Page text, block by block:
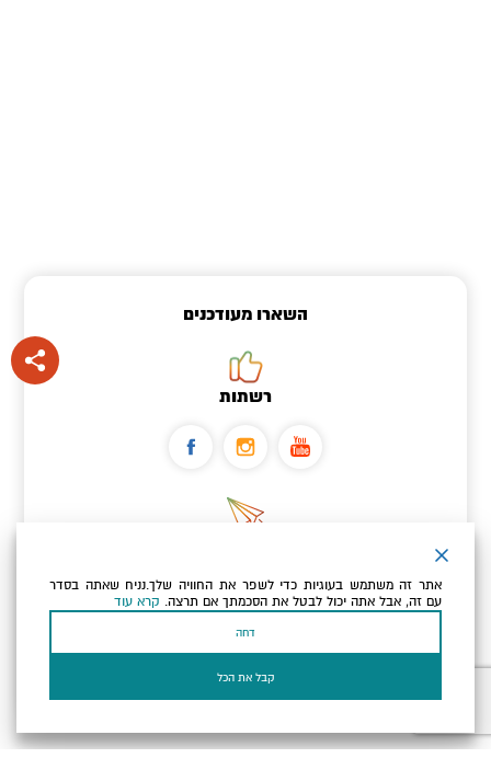
השארו מעודכנים
רשתות
כתובת הדוא"ל שלך
אני מאשר/ת שקראתי ומסכים/הלמדיניות הפרטיות ולמדיניות
אתר זה משתמש בעוגיות כדי לשפר את החוויה שלך.נניח שאתה בסדר
עם זה, אבל אתה יכול לבטל את הסכמתך אם תרצה. קרא עוד
דחה
קבל את הכל